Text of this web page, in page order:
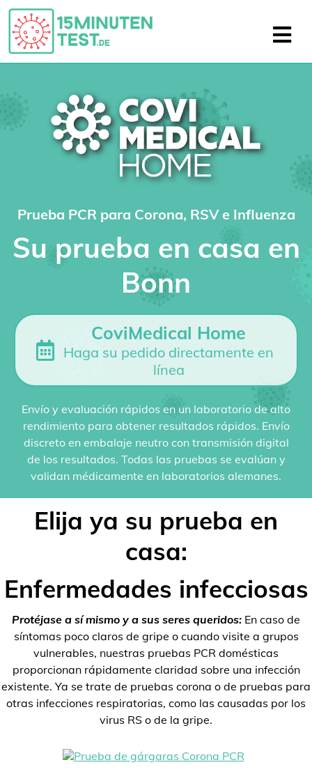
Prueba PCR para Corona, RSV e Influenza
Su prueba en casa en
Bonn
CoviMedical Home
Haga su pedido directamente en
línea
Envío y evaluación rápidos en un laboratorio de alto
rendimiento para obtener resultados rápidos. Envío
discreto en embalaje neutro con transmisión digital
de los resultados. Todas las pruebas se evalúan y
validan médicamente en laboratorios alemanes.
Elija ya su prueba en
casa:
Enfermedades infecciosas
Protéjase a sí mismo y a sus seres queridos: En caso de
síntomas poco claros de gripe o cuando visite a grupos
vulnerables, nuestras pruebas PCR domésticas
proporcionan rápidamente claridad sobre una infección
existente. Ya se trate de pruebas corona o de pruebas para
otras infecciones respiratorias, como las causadas por los
virus RS o de la gripe.